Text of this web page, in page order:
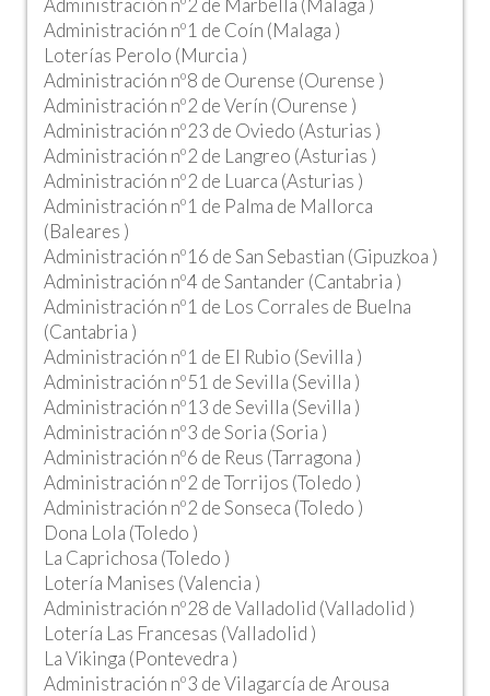
Administración nº2 de Marbella (Malaga )
Administración nº1 de Coín (Malaga )
Loterías Perolo (Murcia )
Administración nº8 de Ourense (Ourense )
Administración nº2 de Verín (Ourense )
Administración nº23 de Oviedo (Asturias )
Administración nº2 de Langreo (Asturias )
Administración nº2 de Luarca (Asturias )
Administración nº1 de Palma de Mallorca
(Baleares )
Administración nº16 de San Sebastian (Gipuzkoa )
Administración nº4 de Santander (Cantabria )
Administración nº1 de Los Corrales de Buelna
(Cantabria )
Administración nº1 de El Rubio (Sevilla )
Administración nº51 de Sevilla (Sevilla )
Administración nº13 de Sevilla (Sevilla )
Administración nº3 de Soria (Soria )
Administración nº6 de Reus (Tarragona )
Administración nº2 de Torrijos (Toledo )
Administración nº2 de Sonseca (Toledo )
Dona Lola (Toledo )
La Caprichosa (Toledo )
Lotería Manises (Valencia )
Administración nº28 de Valladolid (Valladolid )
Lotería Las Francesas (Valladolid )
La Vikinga (Pontevedra )
Administración nº3 de Vilagarcía de Arousa